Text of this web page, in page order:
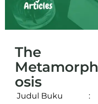
The
Metamorph
osis
Judul Buku :